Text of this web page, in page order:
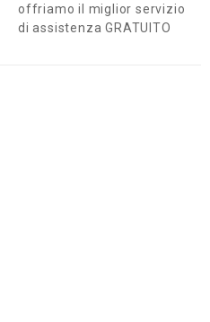
offriamo il miglior servizio
di assistenza GRATUITO